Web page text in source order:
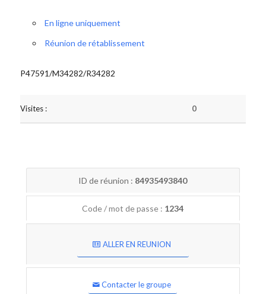
En ligne uniquement
Réunion de rétablissement
P47591/M34282/R34282
Visites : 0
ID de réunion : 84935493840
Code / mot de passe : 1234
ALLER EN REUNION
Contacter le groupe